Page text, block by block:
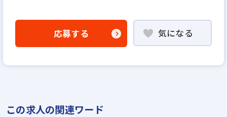
「応募する」よりエントリー
【説明選考会（電話面談）】
基本的にはお電話でのご面談となります。
応募する 気になる
この求人の関連ワード